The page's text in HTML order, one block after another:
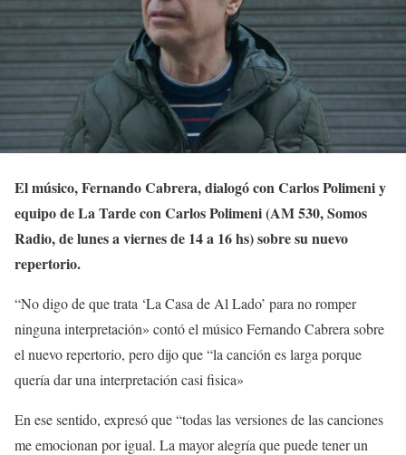
El músico, Fernando Cabrera, dialogó con Carlos Polimeni y
equipo de La Tarde con Carlos Polimeni (AM 530, Somos
Radio, de lunes a viernes de 14 a 16 hs) sobre su nuevo
repertorio.
“No digo de que trata ‘La Casa de Al Lado’ para no romper
ninguna interpretación» contó el músico Fernando Cabrera sobre
el nuevo repertorio, pero dijo que “la canción es larga porque
quería dar una interpretación casi fisica»
En ese sentido, expresó que “todas las versiones de las canciones
me emocionan por igual. La mayor alegría que puede tener un